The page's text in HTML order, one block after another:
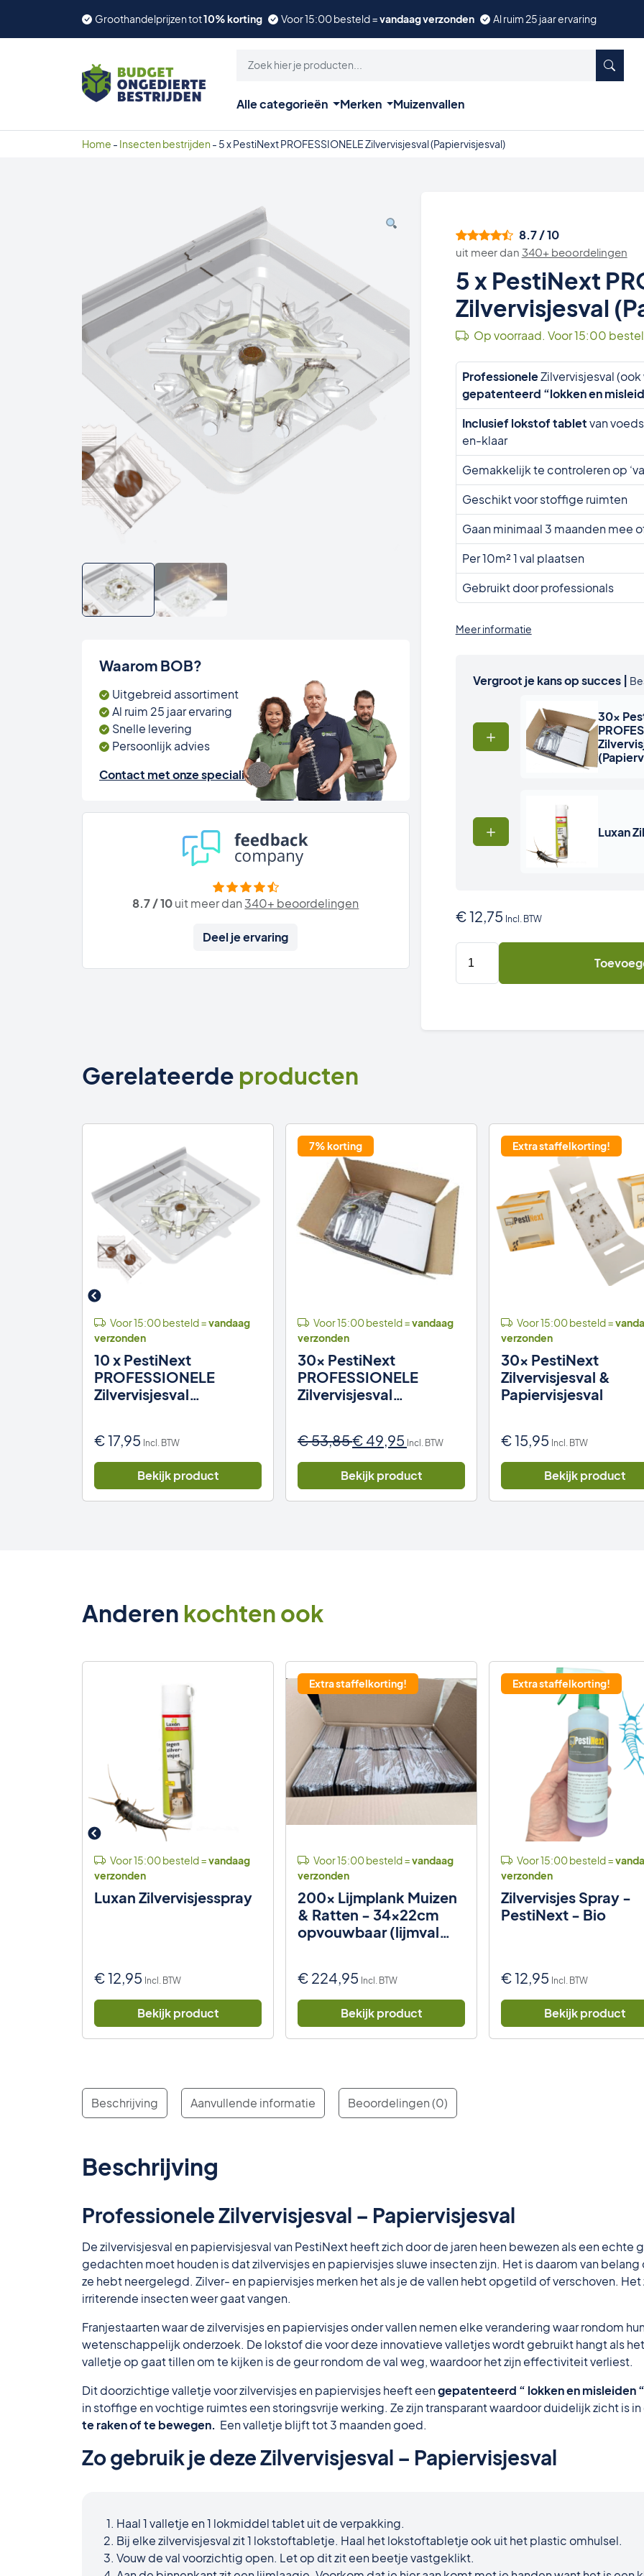
Groothandelprijzen tot10% korting Voor 15:00 besteld =vandaag verzonden Al ruim 25 jaar ervaring
Alle categorieën Merken Muizenvallen
Home - Insecten bestrijden - 5 x PestiNext PROFESSIONELE Zilvervisjesval (Papiervisjesval)
Waarom BOB?
Uitgebreid assortiment
Al ruim 25 jaar ervaring
Snelle levering
Persoonlijk advies
Contact met onze specialisten
8.7 / 10uit meer dan 340+ beoordelingen
Deel je ervaring
8.7 / 10
uit meer dan 340+ beoordelingen
5 x PestiNext
Zilvervisjesval
Op voorraad. Voor 15:00
ProfessioneleZilvervisjesval
gepatenteerd “lokken en
Inclusief lokstof tabletvan
en-klaar
Gemakkelijk te controleren op
Geschikt voor stoffige ruimten
Gaan minimaal 3 maanden mee
Per 10m² 1 val plaatsen
Gebruikt door professionals
Meer informatie
Vergroot je kans op succes |
30x
Luxan
€12,75 Incl. BTW
PestiNext
Gerelateerde producten
Voor 15:00 besteld =vandaag
verzonden
10 x PestiNext
PROFESSIONELE
Zilvervisjesval
€17,95 Incl. BTW
Bekijk product
7% korting
Voor 15:00 besteld =vandaag
verzonden
30x PestiNext
PROFESSIONELE
Zilvervisjesval
€53,85Oorspronkelijke
was:
€ 53,85.
€ 49,95 Huidige
is:
€ 49,95.
Incl. BTW
Bekijk product
Extra staffelkorting!
Voor 15:00 besteld =
verzonden
30x PestiNext
Zilvervisjesval &
Papiervisjesval
€15,95 Incl. BTW
Bekijk product
Anderen kochten ook
Voor 15:00 besteld =vandaag
verzonden
Luxan Zilvervisjesspray
€12,95 Incl. BTW
Bekijk product
Extra staffelkorting!
Voor 15:00 besteld =vandaag
verzonden
200x Lijmplank Muizen
& Ratten - 34x22cm
opvouwbaar (lijmval
€ 224,95 Incl. BTW
Bekijk product
Extra staffelkorting!
Voor 15:00 besteld =
verzonden
Zilvervisjes Spray -
PestiNext - Bio
€12,95 Incl. BTW
Bekijk product
Beschrijving Aanvullende informatie Beoordelingen (0)
Beschrijving
Professionele Zilvervisjesval – Papiervisjesval
De zilvervisjesval en papiervisjesval van PestiNext heeft zich door de jaren heen bewezen als een echte
gedachten moet houden is dat zilvervisjes en papiervisjes sluwe insecten zijn. Het is daarom van
ze hebt neergelegd. Zilver- en papiervisjes merken het als je de vallen hebt opgetild of verschoven.
irriterende insecten weer gaat vangen.
Franjestaarten waar de zilvervisjes en papiervisjes onder vallen nemenelkeverandering waar rondom
wetenschappelijk onderzoek. De lokstof die voor deze innovatieve valletjes wordt gebruikt hangt als
valletje op gaat tillen om te kijken is de geur rondom de val weg, waardoor het zijn effectiviteit verliest.
Dit doorzichtige valletje voor zilvervisjes en papiervisjes heeft eengepatenteerd “ lokken en misleiden
in stoffige en vochtige ruimtes een storingsvrije werking. Ze zijn transparant waardoor duidelijk zicht is in
te raken of te bewegen. Een valletje blijft tot 3 maanden goed.
Zo gebruik je deze Zilvervisjesval – Papiervisjesval
Haal 1 valletje en 1 lokmiddel tablet uit de verpakking.
Bij elke zilvervisjesval zit 1 lokstoftabletje. Haal het lokstoftabletje ook uit het plastic omhulsel.
Vouw de val voorzichtig open. Let op dit zit een beetje vastgeklikt.